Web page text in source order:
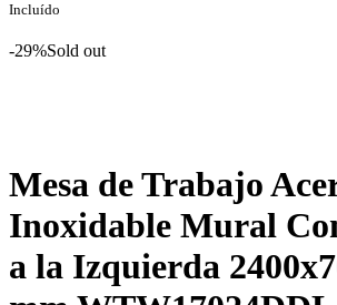
Incluído
-29%Sold out
Mesa de Trabajo
Inoxidable Mural
a la Izquierda